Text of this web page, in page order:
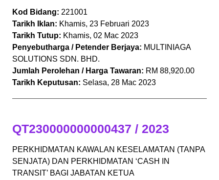
Kod Bidang: 221001
Tarikh Iklan: Khamis, 23 Februari 2023
Tarikh Tutup: Khamis, 02 Mac 2023
Penyebutharga / Petender Berjaya: MULTINIAGA
SOLUTIONS SDN. BHD.
Jumlah Perolehan / Harga Tawaran: RM 88,920.00
Tarikh Keputusan: Selasa, 28 Mac 2023
QT230000000000437 / 2023
PERKHIDMATAN KAWALAN KESELAMATAN (TANPA
SENJATA) DAN PERKHIDMATAN ‘CASH IN
TRANSIT’ BAGI JABATAN KETUA